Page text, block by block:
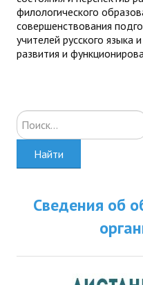
филологического
совершенствования
учителей русского языка
развития и
Искать...
Найти
Сведения об